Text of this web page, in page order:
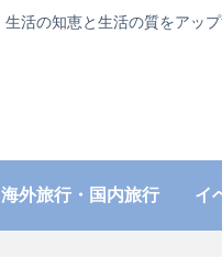
生活の知恵と生活の質をアッ
海外旅行・国内旅行 イ